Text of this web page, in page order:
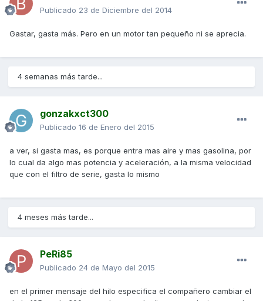
Publicado 23 de Diciembre del 2014
Gastar, gasta más. Pero en un motor tan pequeño ni se aprecia.
4 semanas más tarde...
gonzakxct300
Publicado 16 de Enero del 2015
a ver, si gasta mas, es porque entra mas aire y mas gasolina, por
lo cual da algo mas potencia y aceleración, a la misma velocidad
que con el filtro de serie, gasta lo mismo
4 meses más tarde...
PeRi85
Publicado 24 de Mayo del 2015
en el primer mensaje del hilo especifica el compañero cambiar el